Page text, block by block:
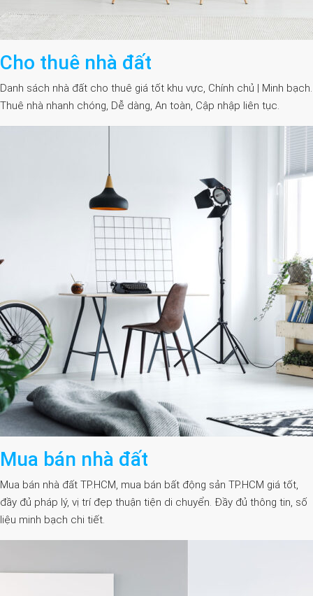
Cho thuê nhà đất
Danh sách nhà đất cho thuê giá tốt khu vực, Chính chủ | Minh bạch.
Thuê nhà nhanh chóng, Dễ dàng, An toàn, Cập nhập liên tục.
Mua bán nhà đất
Mua bán nhà đất TP.HCM, mua bán bất động sản TP.HCM giá tốt,
đầy đủ pháp lý, vị trí đẹp thuận tiện di chuyển. Đầy đủ thông tin, số
liệu minh bạch chi tiết.